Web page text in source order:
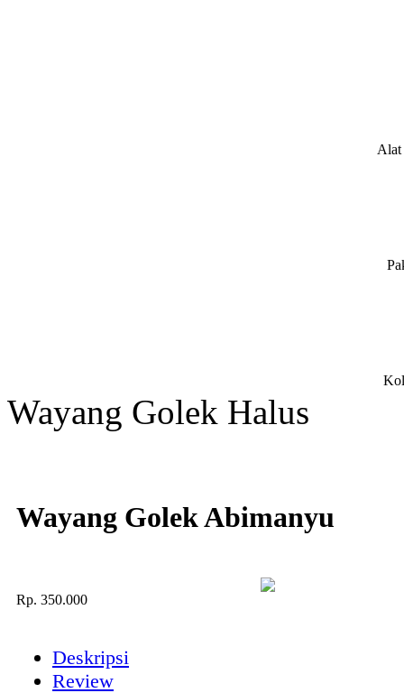
Alat
Wayang Golek Halus
Wayang Golek Abimanyu
Rp. 350.000
Deskripsi
Review